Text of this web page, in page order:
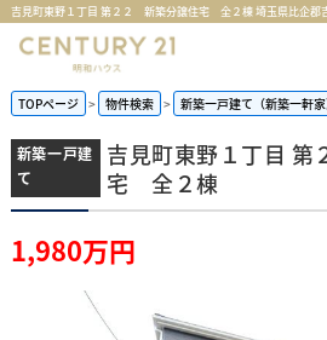
TOPページ 物件検索 新築一戸建て（新築一軒家
新築一戸建
て
吉見町東野１丁目
宅 全２棟
1,980万円